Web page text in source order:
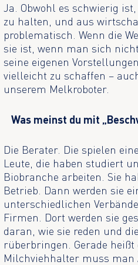
Ja. Obwohl es schwierig
zu halten, und aus
problematisch. Wenn die
sie ist, wenn man sich
seine eigenen
vielleicht zu schaffen –
unserem Melkroboter.
Was meinst du mit
Die Berater. Die spielen
Leute, die haben studiert
Biobranche arbeiten. Sie
Betrieb. Dann werden sie
unterschiedlichen
Firmen. Dort werden sie
daran, wie sie reden und
rüberbringen. Gerade heißt
Milchviehhalter muss man